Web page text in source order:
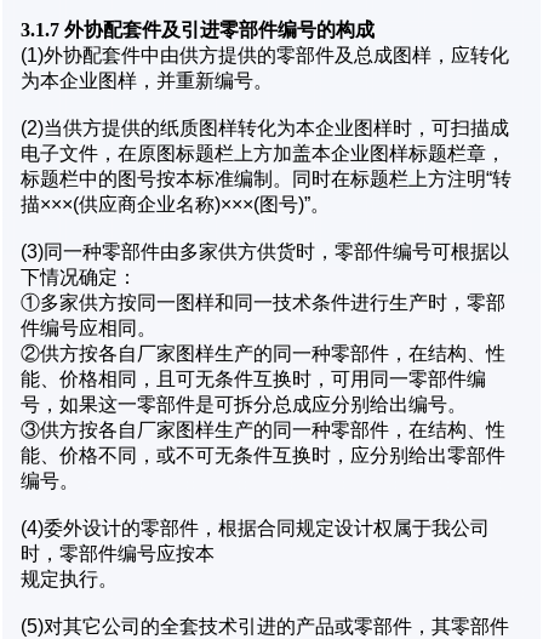
3.1.7 外协配套件及引进零部件编号的构成
(1)外协配套件中由供方提供的零部件及总成图样，应转化
为本企业图样，并重新编号。
(2)当供方提供的纸质图样转化为本企业图样时，可扫描成
电子文件，在原图标题栏上方加盖本企业图样标题栏章，
标题栏中的图号按本标准编制。同时在标题栏上方注明“转
描×××(供应商企业名称)×××(图号)”。
(3)同一种零部件由多家供方供货时，零部件编号可根据以
下情况确定：
①多家供方按同一图样和同一技术条件进行生产时，零部
件编号应相同。
②供方按各自厂家图样生产的同一种零部件，在结构、性
能、价格相同，且可无条件互换时，可用同一零部件编
号，如果这一零部件是可拆分总成应分别给出编号。
③供方按各自厂家图样生产的同一种零部件，在结构、性
能、价格不同，或不可无条件互换时，应分别给出零部件
编号。
(4)委外设计的零部件，根据合同规定设计权属于我公司
时，零部件编号应按本
规定执行。
(5)对其它公司的全套技术引进的产品或零部件，其零部件